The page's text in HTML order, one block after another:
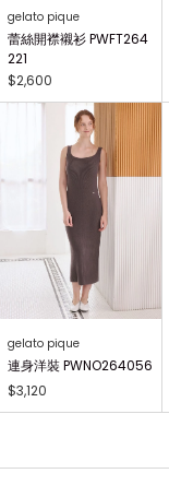
gelato pique
蕾絲開襟襯衫 PWFT264
221
$2,600
gelato pique
連身洋裝 PWNO264056
$3,120